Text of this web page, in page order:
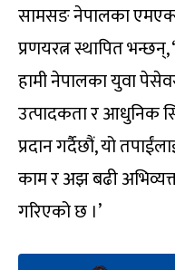
सामसङ नेपालका
प्रणयरत्न स्थापित
हामी नेपालका युवा
उत्पादकता र आधुनिक
प्रदान गर्दैछौं, यो
काम र अझ बढी
गरिएको छ ।’